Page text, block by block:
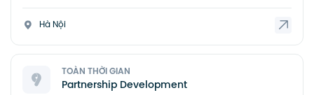
Hà Nội
TOÀN THỜI GIAN
Partnership Development